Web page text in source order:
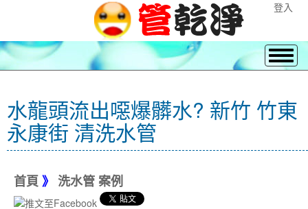
登入
水龍頭流出噁爆髒水? 新竹 竹東
永康街 清洗水管
首頁 》 洗水管 案例